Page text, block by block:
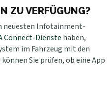
ZU VERFÜGUNG?
neuesten Infotainment-
Connect-Dienste haben,
im Fahrzeug mit den
können Sie prüfen, ob eine App